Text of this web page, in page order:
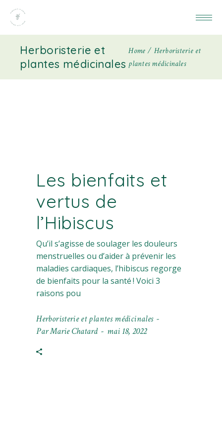
Herboristerie et
plantes médicinales
Home
Herboristerie et
plantes médicinales
Les bienfaits et
vertus de
l’Hibiscus
Qu’il s’agisse de soulager les douleurs
menstruelles ou d’aider à prévenir les
maladies cardiaques, l’hibiscus regorge
de bienfaits pour la santé ! Voici 3
raisons pou
Herboristerie et plantes médicinales
ParMarie Chatard mai 18, 2022